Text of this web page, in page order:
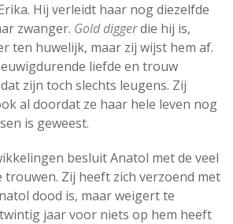
Hij verleidt haar nog diezelfde
zwanger. Gold diggerdie hij is,
ten huwelijk, maar zij wijst hem af.
liefde en trouw
zijn toch slechts leugens. Zij
al doordat ze haar hele leven nog
is geweest.
besluit Anatol met de veel
trouwen. Zij heeft zich verzoend met
dood is, maar weigert te
jaar voor niets op hem heeft